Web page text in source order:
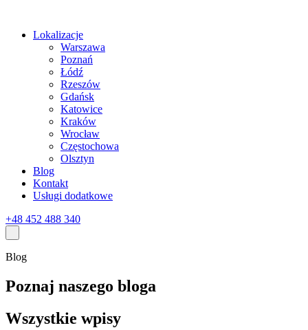
Lokalizacje
Warszawa
Poznań
Łódź
Rzeszów
Gdańsk
Katowice
Kraków
Wrocław
Częstochowa
Olsztyn
Blog
Kontakt
Usługi dodatkowe
+48 452 488 340
Blog
Poznaj naszego bloga
Wszystkie wpisy